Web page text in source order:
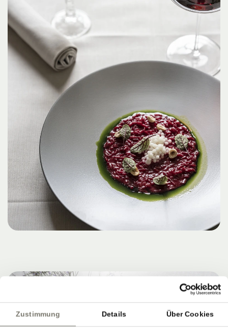
Zustimmung Details Über Cookies